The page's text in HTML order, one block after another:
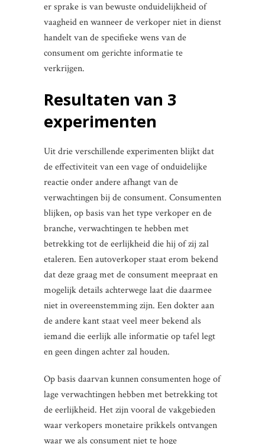
er sprake is van bewuste onduidelijkheid of
vaagheid en wanneer de verkoper niet in dienst
handelt van de specifieke wens van de
consument om gerichte informatie te
verkrijgen.
Resultaten van 3
experimenten
Uit drie verschillende experimenten blijkt dat
de effectiviteit van een vage of onduidelijke
reactie onder andere afhangt van de
verwachtingen bij de consument. Consumenten
blijken, op basis van het type verkoper en de
branche, verwachtingen te hebben met
betrekking tot de eerlijkheid die hij of zij zal
etaleren. Een autoverkoper staat erom bekend
dat deze graag met de consument meepraat en
mogelijk details achterwege laat die daarmee
niet in overeenstemming zijn. Een dokter aan
de andere kant staat veel meer bekend als
iemand die eerlijk alle informatie op tafel legt
en geen dingen achter zal houden.
Op basis daarvan kunnen consumenten hoge of
lage verwachtingen hebben met betrekking tot
de eerlijkheid. Het zijn vooral de vakgebieden
waar verkopers monetaire prikkels ontvangen
waar we als consument niet te hoge